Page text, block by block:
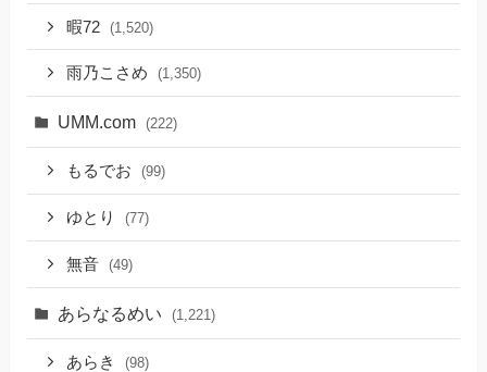
暇72 (1,520)
雨乃こさめ (1,350)
UMM.com (222)
もるでお (99)
ゆとり (77)
無音 (49)
あらなるめい (1,221)
あらき (98)